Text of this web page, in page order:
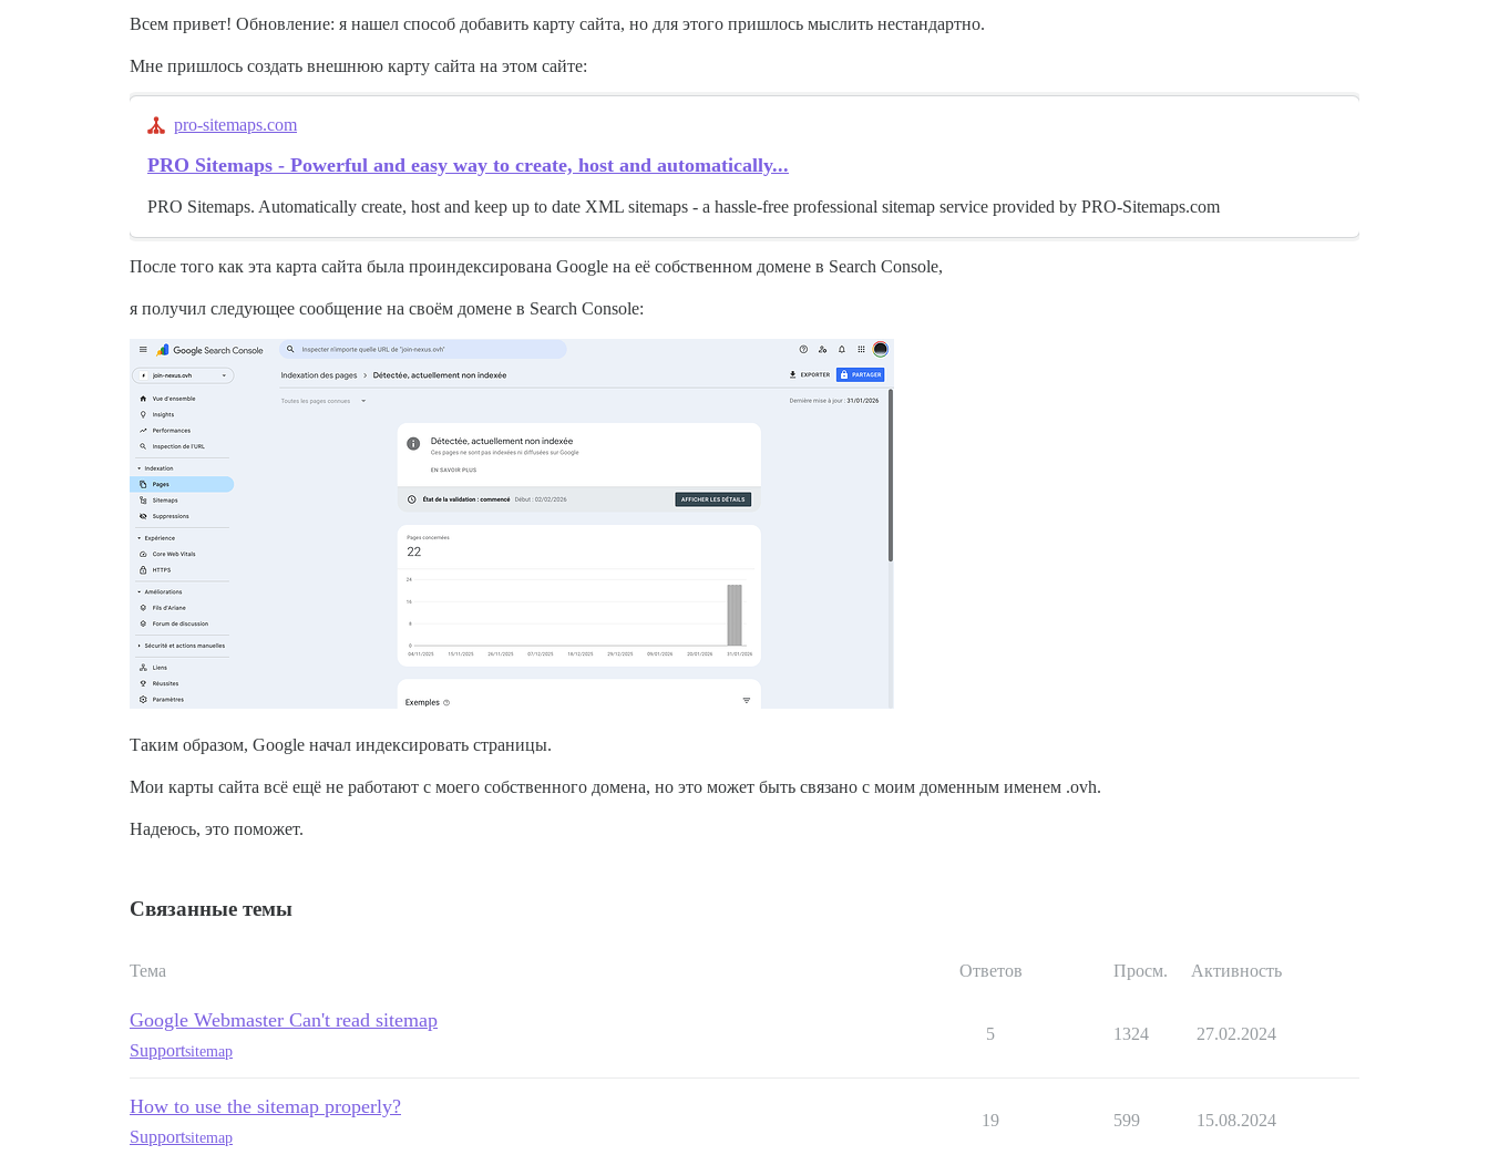
Всем привет! Обновление: я нашел способ добавить карту сайта, но для этого пришлось мыслить нестандартно.
Мне пришлось создать внешнюю карту сайта на этом сайте:
pro-sitemaps.com
PRO Sitemaps - Powerful and easy way to create, host and automatically...
PRO Sitemaps. Automatically create, host and keep up to date XML sitemaps - a hassle-free professional sitemap service provided by PRO-Sitemaps.com
После того как эта карта сайта была проиндексирована Google на её собственном домене в Search Console,
я получил следующее сообщение на своём домене в Search Console:
Таким образом, Google начал индексировать страницы.
Мои карты сайта всё ещё не работают с моего собственного домена, но это может быть связано с моим доменным именем .ovh.
Надеюсь, это поможет.
Связанные темы
Тема Ответов Просм. Активность
Google Webmaster Can't read sitemap
Supportsitemap
5 1324 27.02.2024
How to use the sitemap properly?
Supportsitemap
19 599 15.08.2024